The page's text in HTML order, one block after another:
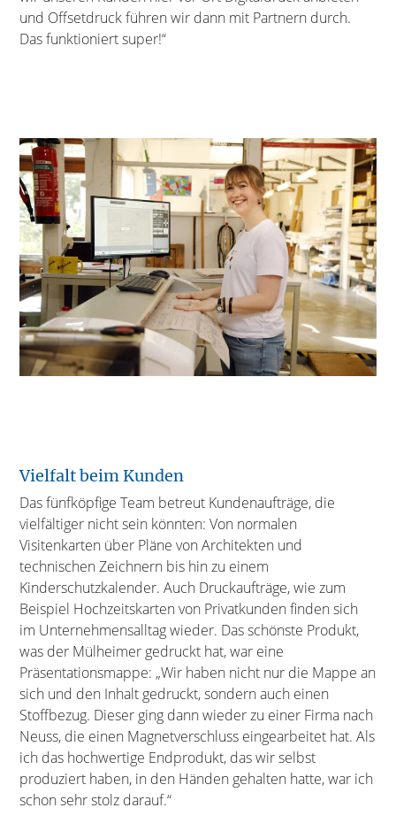
und Offsetdruck führen wir dann mit Partnern durch.
Das funktioniert super!“
Vielfalt beim Kunden
Das fünfköpfige Team betreut Kundenaufträge, die
vielfältiger nicht sein könnten: Von normalen
Visitenkarten über Pläne von Architekten und
technischen Zeichnern bis hin zu einem
Kinderschutzkalender. Auch Druckaufträge, wie zum
Beispiel Hochzeitskarten von Privatkunden finden sich
im Unternehmensalltag wieder. Das schönste Produkt,
was der Mülheimer gedruckt hat, war eine
Präsentationsmappe: „Wir haben nicht nur die Mappe an
sich und den Inhalt gedruckt, sondern auch einen
Stoffbezug. Dieser ging dann wieder zu einer Firma nach
Neuss, die einen Magnetverschluss eingearbeitet hat. Als
ich das hochwertige Endprodukt, das wir selbst
produziert haben, in den Händen gehalten hatte, war ich
schon sehr stolz darauf.“